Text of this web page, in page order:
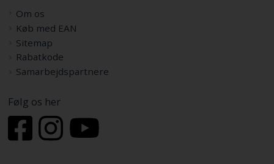
Om os
Køb med EAN
Sitemap
Rabatkode
Samarbejdspartnere
Følg os her